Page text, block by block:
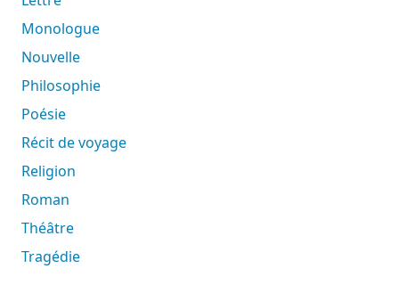
Monologue
Nouvelle
Philosophie
Poésie
Récit de voyage
Religion
Roman
Théâtre
Tragédie